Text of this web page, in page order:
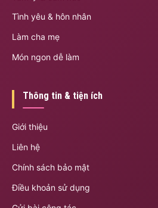
Tình yêu & hôn nhân
Làm cha mẹ
Món ngon dễ làm
Thông tin & tiện ích
Giới thiệu
Liên hệ
Chính sách bảo mật
Điều khoản sử dụng